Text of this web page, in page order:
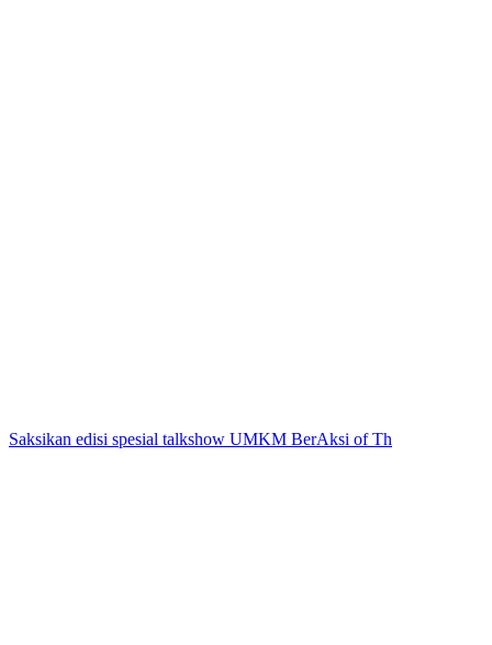
Saksikan edisi spesial talkshow UMKM BerAksi of Th